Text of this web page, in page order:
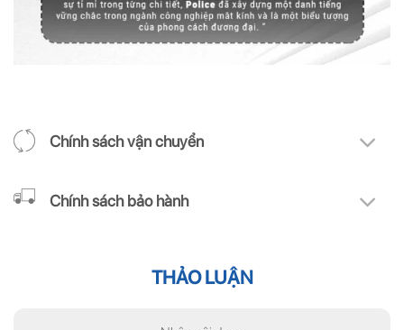
Chính sách vận chuyển
Chính sách bảo hành
THẢO LUẬN